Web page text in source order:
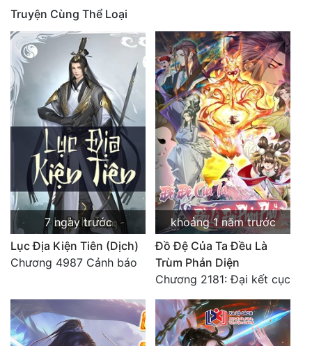
Truyện Cùng Thể Loại
7 ngày trước
Lục Địa Kiện Tiên (Dịch)
Chương 4987 Cảnh báo
khoảng 1 năm trước
Đồ Đệ Của Ta Đều Là
Trùm Phản Diện
Chương 2181: Đại kết cục